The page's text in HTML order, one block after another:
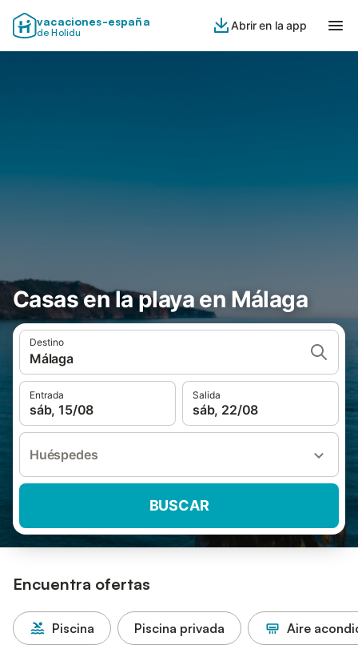
vacaciones-españa
de Holidu
Abrir en la app
Casas en la playa en Málaga
Destino
Málaga
Entrada
sáb, 15/08
Salida
sáb, 22/08
Huéspedes
BUSCAR
Encuentra ofertas
Piscina Piscina privada Aire